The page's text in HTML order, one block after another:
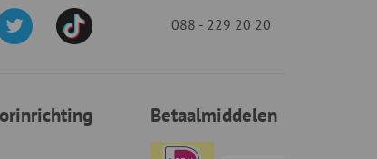
088 - 229 20 20
Betaalmiddelen